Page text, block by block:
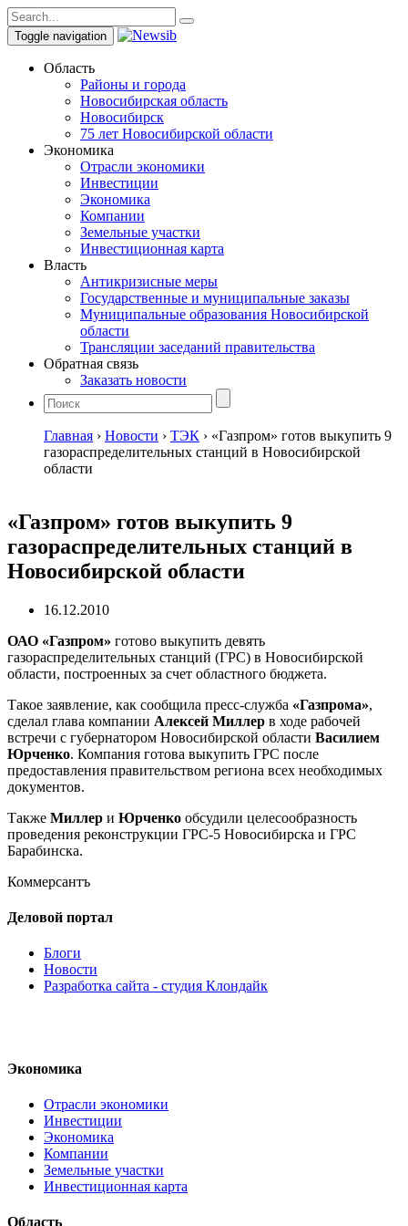
Toggle navigation
Область
Районы и города
Новосибирская область
Новосибирск
75 лет Новосибирской области
Экономика
Отрасли экономики
Инвестиции
Экономика
Компании
Земельные участки
Инвестиционная карта
Власть
Антикризисные меры
Государственные и муниципальные заказы
Муниципальные образования Новосибирской
области
Трансляции заседаний правительства
Обратная связь
Заказать новости
Главная › Новости › ТЭК › «Газпром» готов выкупить 9
газораспределительных станций в Новосибирской
области
«Газпром» готов выкупить 9
газораспределительных станций в
Новосибирской области
16.12.2010
ОАО «Газпром» готово выкупить девять
газораспределительных станций (ГРС) в Новосибирской
области, построенных за счет областного бюджета.
Такое заявление, как сообщила пресс-служба «Газпрома»,
сделал глава компании Алексей Миллер в ходе рабочей
встречи с губернатором Новосибирской области Василием
Юрченко. Компания готова выкупить ГРС после
предоставления правительством региона всех необходимых
документов.
Также Миллер и Юрченко обсудили целесообразность
проведения реконструкции ГРС-5 Новосибирска и ГРС
Барабинска.
Коммерсантъ
Деловой портал
Блоги
Новости
Разработка сайта - студия Клондайк
Экономика
Отрасли экономики
Инвестиции
Экономика
Компании
Земельные участки
Инвестиционная карта
Область